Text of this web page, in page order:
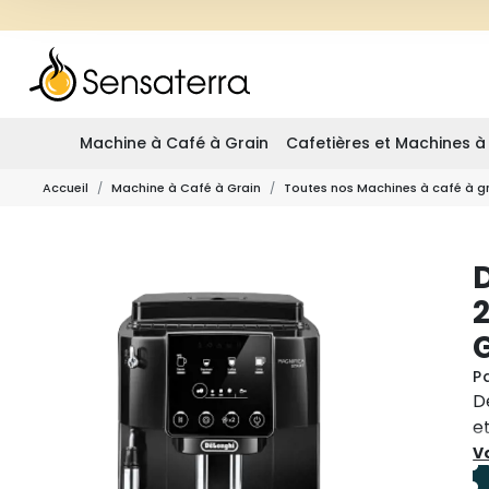
Machine à Café à Grain Cafetières et Machines
Accueil Machine à Café à Grain Toutes nos Machines à café à